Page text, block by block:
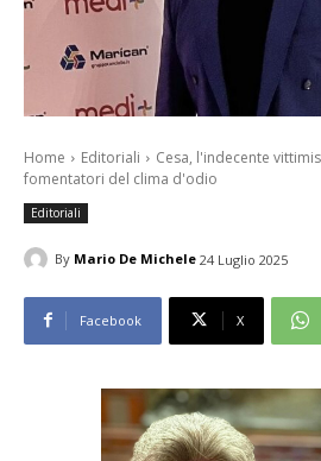
Home Editoriali
Cesa, l'indecente
fomentatori del clima d'odio
Editoriali
By Mario De Michele 24 Luglio 2025
Facebook X